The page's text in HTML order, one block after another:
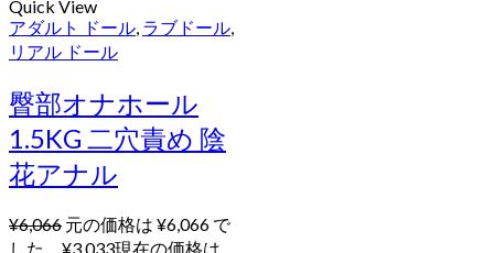
Quick View
アダルト ドール ラブドール
リアル ドール
臀部オナホール
1.5KG 二穴責め 陰
花アナル
¥6,066 元の価格は ¥6,066 で
した。 ¥3,033現在の価格は